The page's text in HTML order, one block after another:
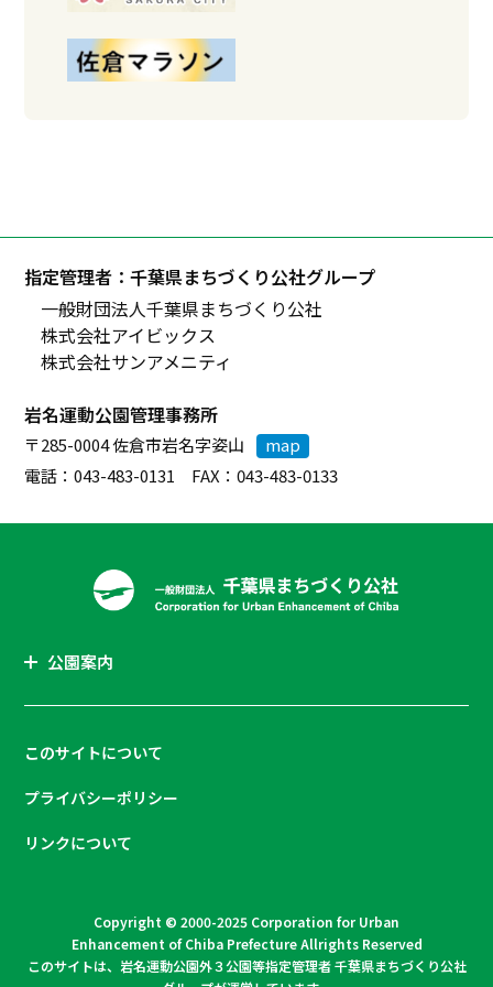
指定管理者：千葉県まちづくり公社グループ
一般財団法人千葉県まちづくり公社
株式会社アイビックス
株式会社サンアメニティ
岩名運動公園管理事務所
〒285-0004 佐倉市岩名字姿山
map
電話：043-483-0131 FAX：043-483-0133
公園案内
このサイトについて
プライバシーポリシー
リンクについて
Copyright © 2000-2025 Corporation for Urban
Enhancement of Chiba Prefecture Allrights Reserved
このサイトは、岩名運動公園外３公園等指定管理者 千葉県まちづくり公社